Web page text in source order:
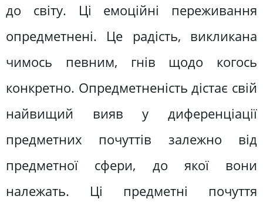
до світу. Ці емоційні переживання
опредметнені. Це радість, викликана
чимось певним, гнів щодо когось
конкретно. Опредметненість дістає свій
найвищий вияв у диференціації
предметних почуттів залежно від
предметної сфери, до якої вони
належать. Ці предметні почуття